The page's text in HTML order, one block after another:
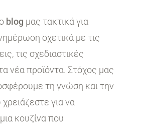
blog μας τακτικά για
σχετικά με τις
τις σχεδιαστικές
νέα προϊόντα. Στόχος μας
τη γνώση και την
για να
κουζίνα που